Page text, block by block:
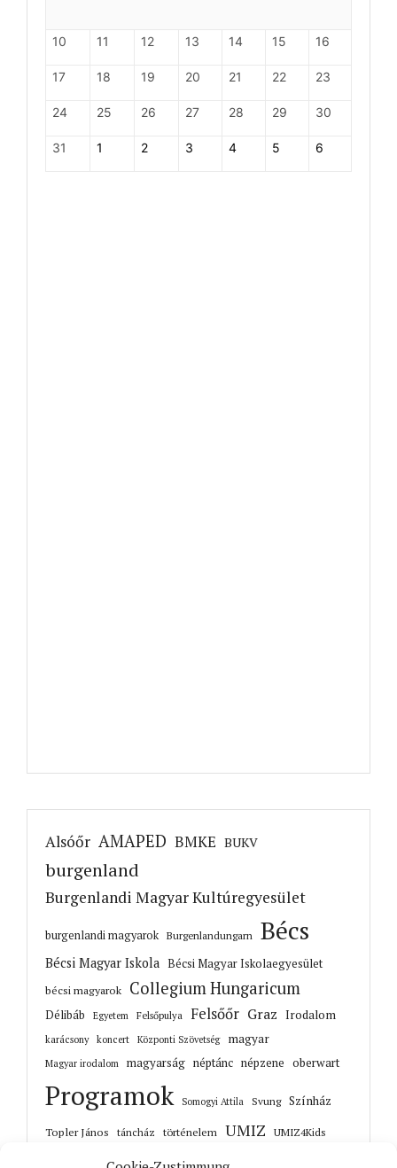
10 11 12 13 14 15 16
17 18 19 20 21 22 23
24 25 26 27 28 29 30
31 1 2 3 4 5 6
Alsóőr AMAPED BMKE BUKV
burgenland
Burgenlandi Magyar Kultúregyesület
burgenlandi magyarok Burgenlandungarn Bécs
Bécsi Magyar Iskola Bécsi Magyar Iskolaegyesület
bécsi magyarok Collegium Hungaricum
Délibáb Egyetem Felsőpulya Felsőőr Graz Irodalom
karácsony koncert Központi Szövetség magyar
Magyar irodalom magyarság néptánc népzene oberwart
Programok Somogyi Attila Svung Színház
Topler János táncház történelem UMIZ
UMIZ4Kids